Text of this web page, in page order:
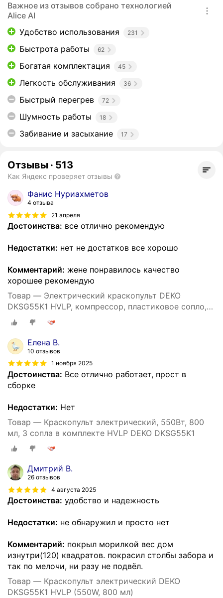
Важное из отзывов собрано технологией
Alice AI
Удобство использования
231
Быстрота работы 62
Богатая комплектация 45
Легкость обслуживания 36
Быстрый перегрев 72
Шумность работы 18
Забивание и засыхание 17
Отзывы · 513
Как Яндекс проверяет отзывы
Фанис Нуриахметов
4 отзыва
21 апреля
Достоинства: все отлично рекомендую
Недостатки: нет не достатков все хорошо
Комментарий: жене понравилось качество
хорошее рекомендую
Товар — Электрический краскопульт DEKO
DKSG55K1 HVLP, компрессор, пластиковое сопло,
применение для латексных и масляных
Елена В.
10 отзывов
1 ноября 2025
Достоинства: Все отлично работает, прост в
сборке
Недостатки: Нет
Товар — Краскопульт электрический, 550Вт, 800
мл, 3 сопла в комплекте HVLP DEKO DKSG55K1
Дмитрий В.
26 отзывов
4 августа 2025
Достоинства: удобство и надежность
Недостатки: не обнаружил и просто нет
Комментарий: покрыл морилкой вес дом
изнутри(120) квадратов. покрасил столбы забора и
так по мелочи, ни разу не подвёл.
Товар — Краскопульт электрический DEKO
DKSG55K1 HVLP (550W, 800 мл)